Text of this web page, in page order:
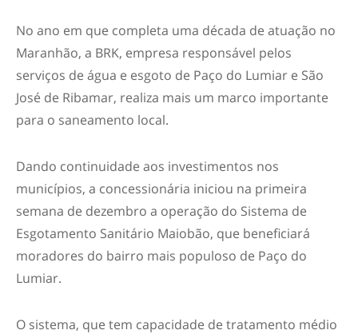
No ano em que completa uma década de atuação no
Maranhão, a BRK, empresa responsável pelos
serviços de água e esgoto de Paço do Lumiar e São
José de Ribamar, realiza mais um marco importante
para o saneamento local.
Dando continuidade aos investimentos nos
municípios, a concessionária iniciou na primeira
semana de dezembro a operação do Sistema de
Esgotamento Sanitário Maiobão, que beneficiará
moradores do bairro mais populoso de Paço do
Lumiar.
O sistema, que tem capacidade de tratamento médio